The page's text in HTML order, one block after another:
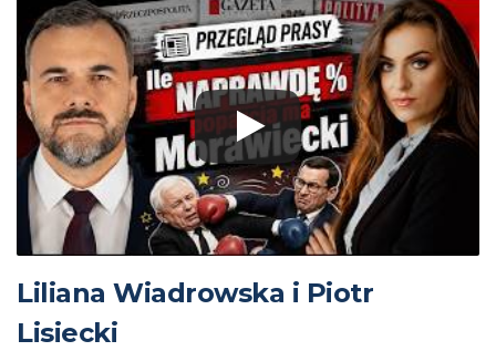
Liliana Wiadrowska i Piotr
Lisiecki